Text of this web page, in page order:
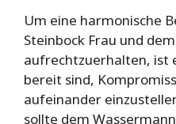
Um eine harmonische
Steinbock Frau und
aufrechtzuerhalten, ist
bereit sind,
aufeinander
sollte dem